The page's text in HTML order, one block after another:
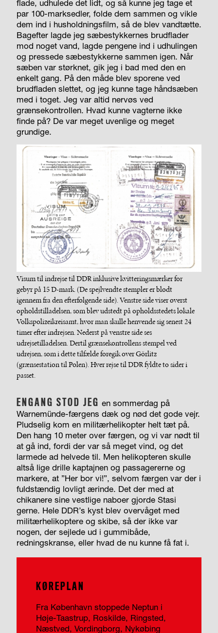
flade, udhulede det lidt, og så kunne jeg tage et
par 100-marksedler, folde dem sammen og vikle
dem ind i husholdningsfilm, så de blev vandtætte.
Bagefter lagde jeg sæbestykkernes brudflader
mod noget vand, lagde pengene ind i udhulingen
og pressede sæbestykkerne sammen igen. Når
sæben var størknet, gik jeg i bad med den en
enkelt gang. På den måde blev sporene ved
brudfladen slettet, og jeg kunne tage håndsæben
med i toget. Jeg var altid nervøs ved
grænsekontrollen. Hvad kunne vagterne ikke
finde på? De var meget uvenlige og meget
grundige.
Visum til indrejse til DDR inklusive kvitteringsmærker for
gebyr på 15 D-mark. (De spejlvendte stempler er blødt
igennem fra den efterfølgende side). Venstre side viser øverst
opholdstilladelsen, som blev udstedt på opholdsstedets lokale
Volkspolizeikreisamt, hvor man skulle henvende sig senest 24
timer efter indrejsen. Nederst på venstre side ses
udrejsetilladelsen. Dertil grænsekontrollens stempel ved
udrejsen, som i dette tilfælde foregik over Görlitz
(grænsestation til Polen). Hver rejse til DDR fyldte to sider i
passet.
ENGANG STOD JEG en sommerdag på
Warnemünde-færgens dæk og nød det gode vejr.
Pludselig kom en militærhelikopter helt tæt på.
Den hang 10 meter over færgen, og vi var nødt til
at gå ind, fordi der var så meget vind, og det
larmede ad helvede til. Men helikopteren skulle
altså lige drille kaptajnen og passagererne og
markere, at ”Her bor vi!”, selvom færgen var der i
fuldstændig lovligt ærinde. Det der med at
chikanere sine vestlige naboer gjorde Stasi
gerne. Hele DDR’s kyst blev overvåget med
militærhelikoptere og skibe, så der ikke var
nogen, der sejlede ud i gummibåde,
redningskranse, eller hvad de nu kunne få fat i.
KØREPLAN
Fra København stoppede Neptun i
Høje-Taastrup, Roskilde, Ringsted,
Næstved, Vordingborg, Nykøbing